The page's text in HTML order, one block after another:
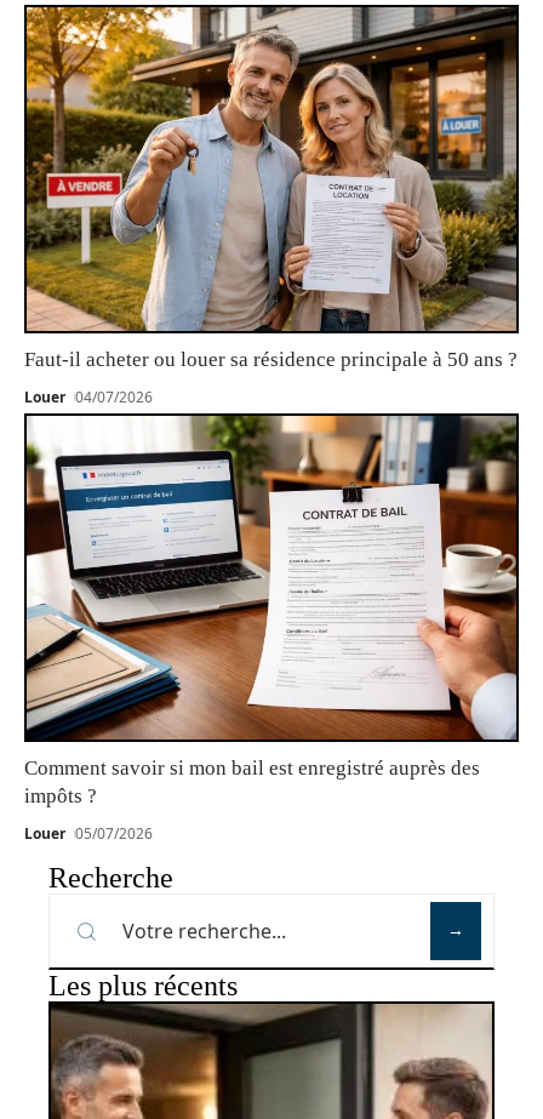
Faut-il acheter ou louer sa résidence principale à 50 ans ?
Louer 04/07/2026
Comment savoir si mon bail est enregistré auprès des
impôts ?
Louer 05/07/2026
Recherche
Les plus récents